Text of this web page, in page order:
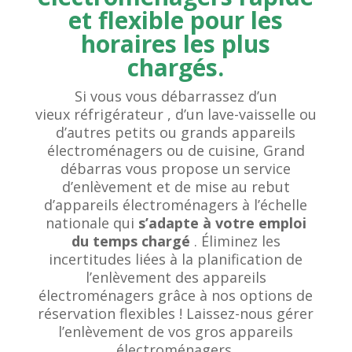
et flexible pour les
horaires les plus
chargés.
Si vous vous débarrassez d’un
vieux réfrigérateur, d’un lave-vaisselle ou
d’autres petits ou grands appareils
électroménagers ou de cuisine, Grand
débarras vous propose un service
d’enlèvement et de mise au rebut
d’appareils électroménagers à l’échelle
nationale qui s’adapte à votre emploi
du temps chargé . Éliminez les
incertitudes liées à la planification de
l’enlèvement des appareils
électroménagers grâce à nos options de
réservation flexibles ! Laissez-nous gérer
l’enlèvement de vos gros appareils